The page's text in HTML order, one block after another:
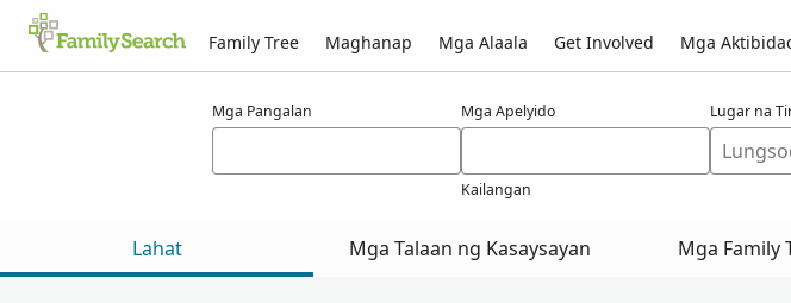
Family Tree Maghanap Mga Alaala Get Involved Mga
Mga Pangalan Mga Apelyido
Kailangan
Lugar na
Lahat Mga Talaan ng Kasaysayan Mga Family